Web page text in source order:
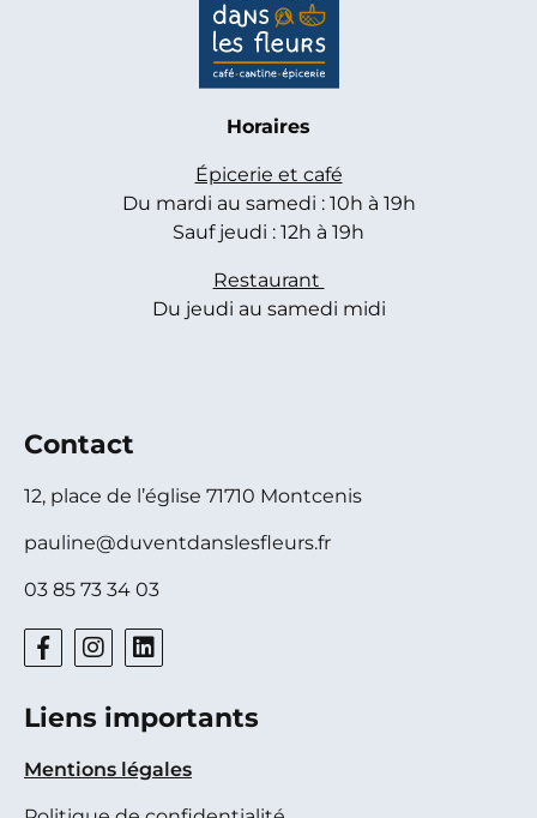
Horaires
Épicerie et café
Du mardi au samedi : 10h à 19h
Sauf jeudi : 12h à 19h
Restaurant
Du jeudi au samedi midi
Contact
12, place de l’église 71710 Montcenis
pauline@duventdanslesfleurs.fr
03 85 73 34 03
Liens importants
Mentions légales